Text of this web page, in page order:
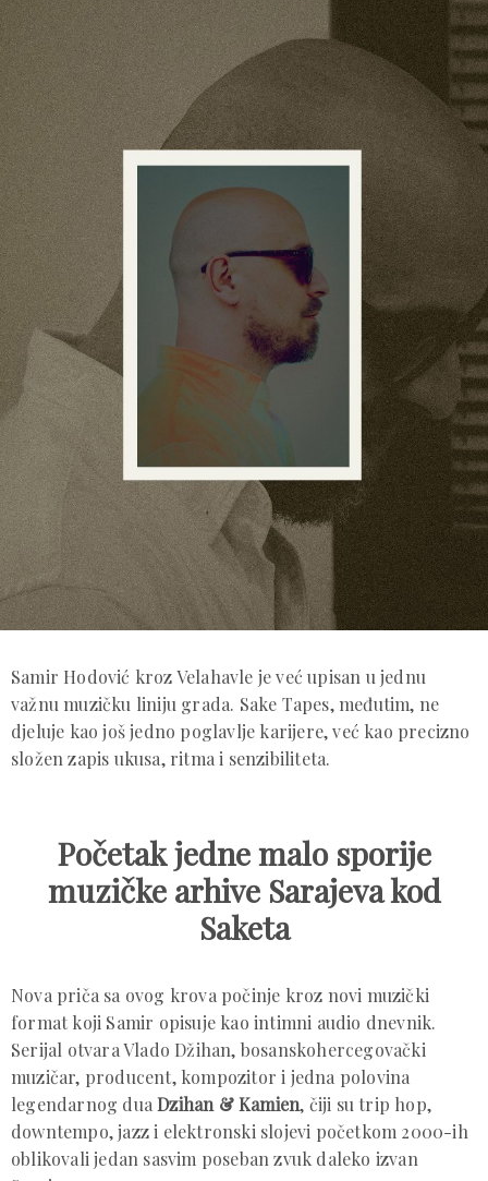
Samir Hodović kroz Velahavle je već upisan u jednu
važnu muzičku liniju grada. Sake Tapes, međutim, ne
djeluje kao još jedno poglavlje karijere, već kao precizno
složen zapis ukusa, ritma i senzibiliteta.
Početak jedne malo sporije
muzičke arhive Sarajeva kod
Saketa
Nova priča sa ovog krova počinje kroz novi muzički
format koji Samir opisuje kao intimni audio dnevnik.
Serijal otvara Vlado Džihan, bosanskohercegovački
muzičar, producent, kompozitor i jedna polovina
legendarnog duaDzihan & Kamien, čiji su trip hop,
downtempo, jazz i elektronski slojevi početkom 2000-ih
oblikovali jedan sasvim poseban zvuk daleko izvan